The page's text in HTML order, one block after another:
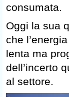
consumata.
Oggi la sua
che
lenta ma
dell’incerto
al settore.